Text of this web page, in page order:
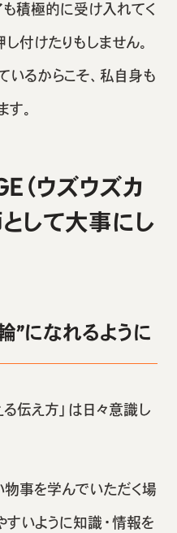
も積極的に受け入れてく
付けたりもしません。
いるからこそ、私自身も
。
（ウズウズカ
して大事にし
”になれるように
伝え方」は日々意識し
事を学んでいただく場
すいように知識・情報を